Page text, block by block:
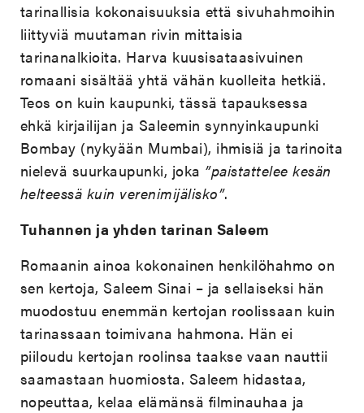
tarinallisia kokonaisuuksia että sivuhahmoihin
liittyviä muutaman rivin mittaisia
tarinanalkioita. Harva kuusisataasivuinen
romaani sisältää yhtä vähän kuolleita hetkiä.
Teos on kuin kaupunki, tässä tapauksessa
ehkä kirjailijan ja Saleemin synnyinkaupunki
Bombay (nykyään Mumbai), ihmisiä ja tarinoita
nielevä suurkaupunki, joka ”paistattelee kesän
helteessä kuin verenimijälisko”.
Tuhannen ja yhden tarinan Saleem
Romaanin ainoa kokonainen henkilöhahmo on
sen kertoja, Saleem Sinai – ja sellaiseksi hän
muodostuu enemmän kertojan roolissaan kuin
tarinassaan toimivana hahmona. Hän ei
piiloudu kertojan roolinsa taakse vaan nauttii
saamastaan huomiosta. Saleem hidastaa,
nopeuttaa, kelaa elämänsä filminauhaa ja